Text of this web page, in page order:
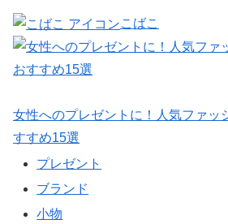
こばこ
女性へのプレゼントに！人気ファッ
すすめ15選
プレゼント
ブランド
小物